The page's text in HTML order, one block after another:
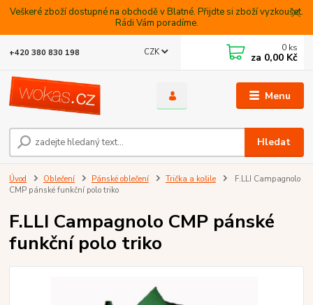
Veškeré zboží dostupné na obchodě v Blatné. Přijdte si zboží vyzkoušet.
Rádi Vám poradíme.
Menu
CZK
Hledat
+420 380 830 198 0 ks
za 0,00 Kč
Úvod Oblečení Pánské oblečení Trička a košile
F.LLI Campagnolo
CMP pánské funkční polo triko
F.LLI Campagnolo CMP pánské
funkční polo triko